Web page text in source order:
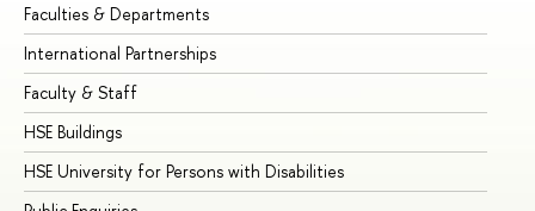
Faculties & Departments
International Partnerships
Faculty & Staff
HSE Buildings
HSE University for Persons with Disabilities